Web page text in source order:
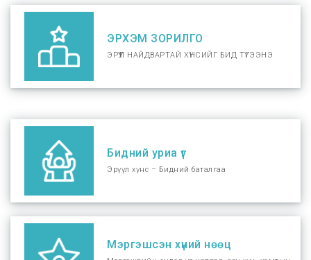
ЭРХЭМ ЗОРИЛГО
ЭРҮҮЛ НАЙДВАРТАЙ ХҮНСИЙГ БИД ТҮГЭЭНЭ
Бидний уриа үг
Эрүүл хүнс – Бидний баталгаа
Мэргэшсэн хүний нөөц